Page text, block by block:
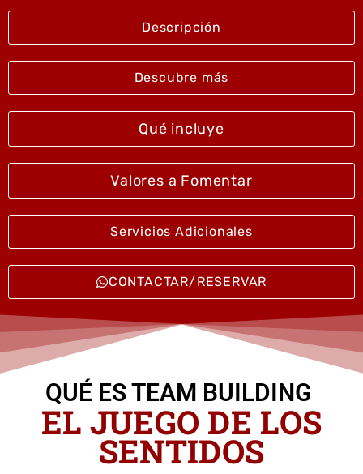
Descripción
Descubre más
Qué incluye
Valores a Fomentar
Servicios Adicionales
CONTACTAR/RESERVAR
QUÉ ES TEAM BUILDING
EL JUEGO DE LOS
SENTIDOS